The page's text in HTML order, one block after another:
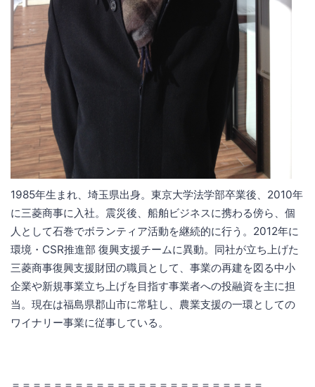
1985年生まれ、埼玉県出身。東京大学法学部卒業後、2010年
に三菱商事に入社。震災後、船舶ビジネスに携わる傍ら、個
人として石巻でボランティア活動を継続的に行う。2012年に
環境・CSR推進部 復興支援チームに異動。同社が立ち上げた
三菱商事復興支援財団の職員として、事業の再建を図る中小
企業や新規事業立ち上げを目指す事業者への投融資を主に担
当。現在は福島県郡山市に常駐し、農業支援の一環としての
ワイナリー事業に従事している。